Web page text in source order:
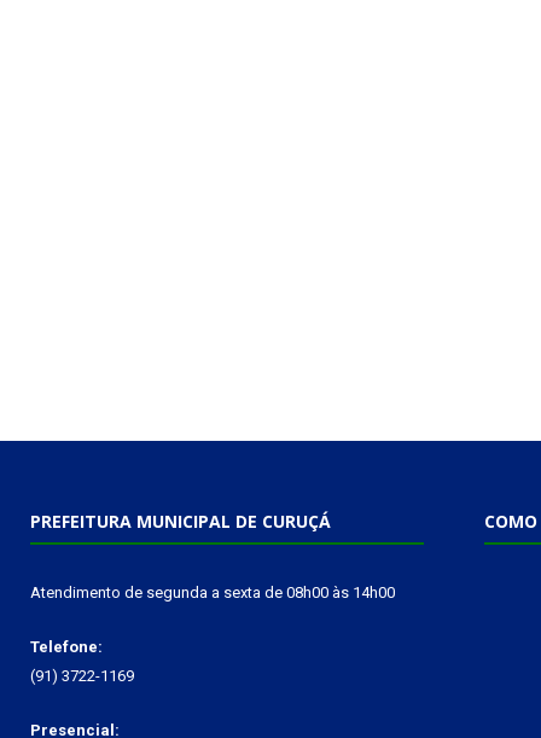
PREFEITURA MUNICIPAL DE CURUÇÁ
Atendimento de segunda a sexta de 08h00 às 14h00
Telefone:
(91) 3722-1169
Presencial:
COMO